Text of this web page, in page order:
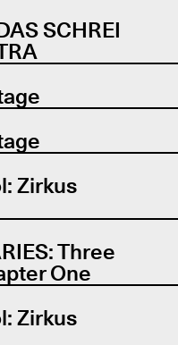
SCHREI
Zirkus
Three
One
Zirkus